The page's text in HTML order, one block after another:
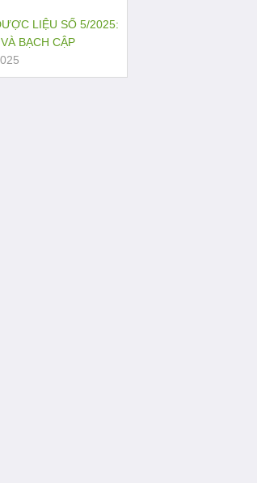
LIỆU SỐ 5/2025:
BẠCH CẬP